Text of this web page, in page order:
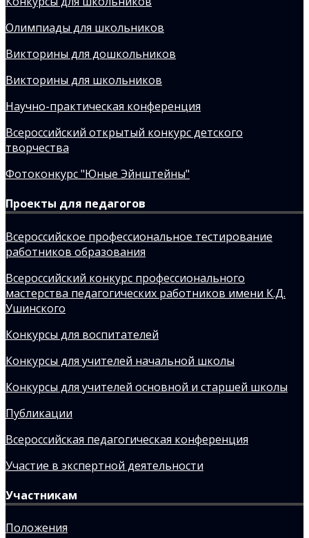
Олимпиады для школьников
Викторины для дошкольников
Викторины для школьников
Научно-практическая конференция
Всероссийский открытый конкурс детского
творчества
Фотоконкурс "Юные Эйнштейны"
Проекты для педагогов
Всероссийское профессиональное тестирование
работников образования
Всероссийский конкурс профессионального
мастерства педагогических работников имени К.Д.
Ушинского
Конкурсы для воспитателей
Конкурсы для учителей начальной школы
Конкурсы для учителей основной и старшей школы
Публикации
Всероссийская педагогическая конференция
Участие в экспертной деятельности
Участникам
Положения